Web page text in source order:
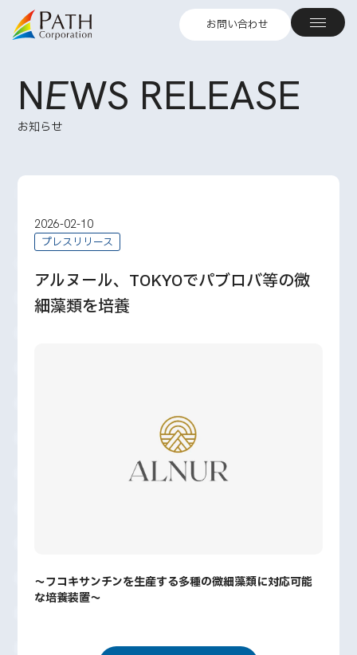
お問い合わせ
NEWS RELEASE
お知らせ
2026-02-10
プレスリリース
アルヌール、TOKYOでパブロバ等の微
細藻類を培養
～フコキサンチンを生産する多種の微細藻類に対応可能
な培養装置～